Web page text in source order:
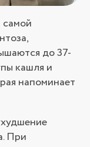
самой
до 37-
кашля и
напоминает
При